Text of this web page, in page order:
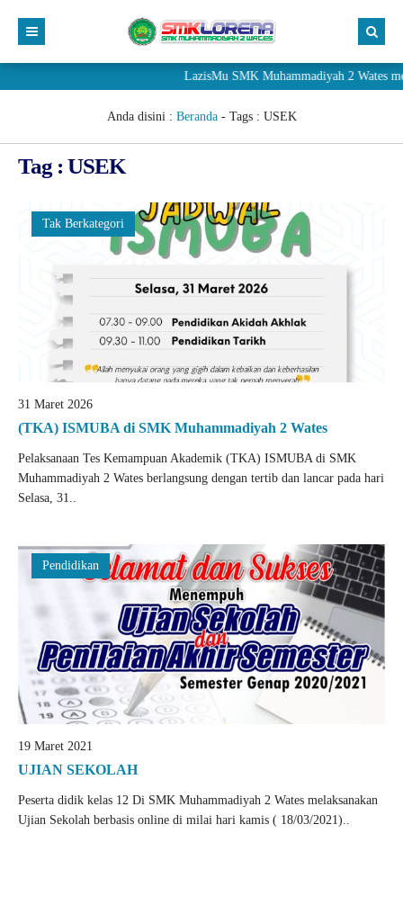
LazisMu SMK Muhammadiyah 2 Wates
Anda disini : Beranda- Tags : USEK
Tag : USEK
Tak Berkategori
31 Maret 2026
(TKA) ISMUBA di SMK Muhammadiyah 2 Wates
Pelaksanaan Tes Kemampuan Akademik (TKA) ISMUBA di SMK
Muhammadiyah 2 Wates berlangsung dengan tertib dan lancar pada hari
Selasa, 31..
Pendidikan
19 Maret 2021
UJIAN SEKOLAH
Peserta didik kelas 12 Di SMK Muhammadiyah 2 Wates melaksanakan
Ujian Sekolah berbasis online di milai hari kamis ( 18/03/2021)..